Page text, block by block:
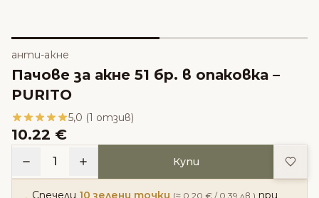
анти-акне
Пачове за акне 51 бр. в опаковка –
PURITO
5,0 (1 отзив)
10.22 €
1 Купи
Спечели 10 зелени точки (≈ 0.20 € / 0.39 лв.) при